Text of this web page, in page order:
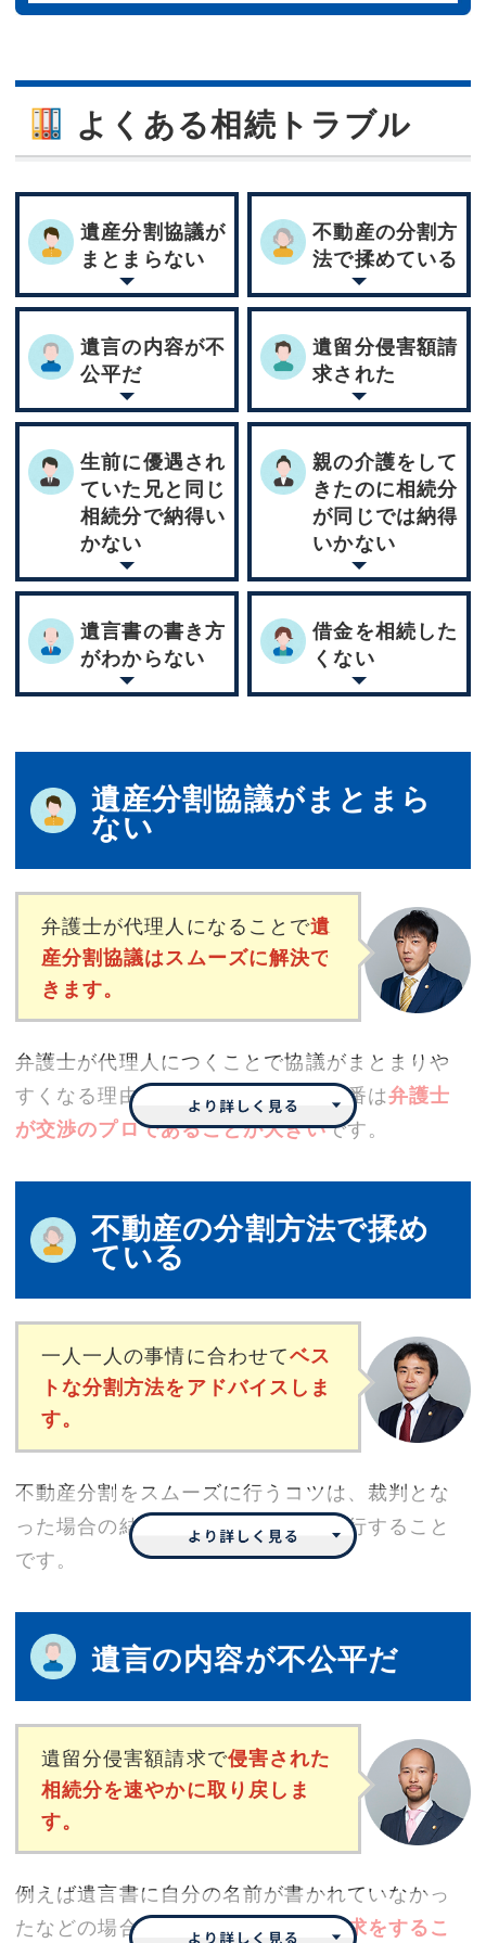
よくある相続トラブル
遺産分割協議が
まとまらない
不動産の分割方
法で揉めている
遺言の内容が不
公平だ
遺留分侵害額請
求された
生前に優遇され
ていた兄と同じ
相続分で納得い
かない
親の介護をして
きたのに相続分
が同じでは納得
いかない
遺言書の書き方
がわからない
借金を相続した
くない
遺産分割協議がまとまら
ない
弁護士が代理人になることで遺
産分割協議はスムーズに解決で
きます。
弁護士が代理人につくことで協議がまとまりや
すくなる理由は様々ありますが、一番は弁護士
が交渉のプロであることが大きいです。
は、審判や裁判で決着をつけることとなりま
す。そこでどのような結果となるかは、相続に
強い弁護士ならばだいたいの見通しはつくもの
です。ですから、無理な要求をしてくる相続人
がいたとしても、その言い分が裁判で認めらる
可能性は極めて低いこと、さらには法的な落と
し所をはっきりと伝えることができるため、
論
実際には弁護士という立場が相手に与えるイン
パクトも大きく、今まで感情的だった相続人が
し合いがスムーズにいく可能性は高いです。遺
産分割協議でお困りの方は今すぐ当事務所にご
相談ください。
不動産の分割方法で揉め
ている
一人一人の事情に合わせてベス
トな分割方法をアドバイスしま
す。
不動産分割をスムーズに行うコツは、裁判とな
った場合の結果を想定し、それを実行すること
です。
る不動産を他の相続人が欲しいといってもそれ
続させ、住んでいない方には金銭で代償すると
いうのが一般的な考え方でしょう。
このように、
実際に裁判となった場合にどのよ
うな結果となるか想定し、最も合理的な判断が
できるのが弁護士の強みです。
遺言の内容が不公平だ
遺留分侵害額請求で侵害された
相続分を速やかに取り戻しま
す。
例えば遺言書に自分の名前が書かれていなかっ
たなどの場合でも、 遺留分侵害額請求をするこ